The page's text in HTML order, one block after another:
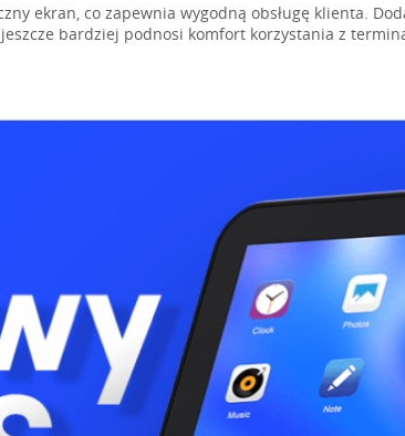
ekran, co zapewnia wygodną obsługę klienta.
bardziej podnosi komfort korzystania z